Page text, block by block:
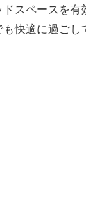
スペースを有
快適に過ごし